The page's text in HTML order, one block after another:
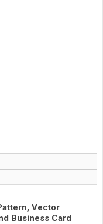
Vector
Business Card